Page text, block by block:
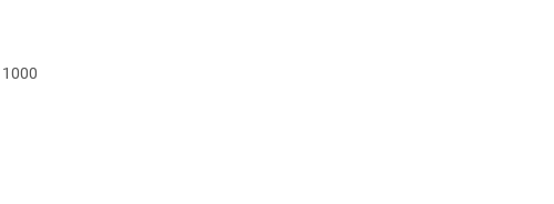
1000